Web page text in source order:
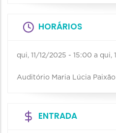
HORÁRIOS
qui, 11/12/2025 - 15:00 a qui,
Auditório Maria Lúcia Paixão
ENTRADA